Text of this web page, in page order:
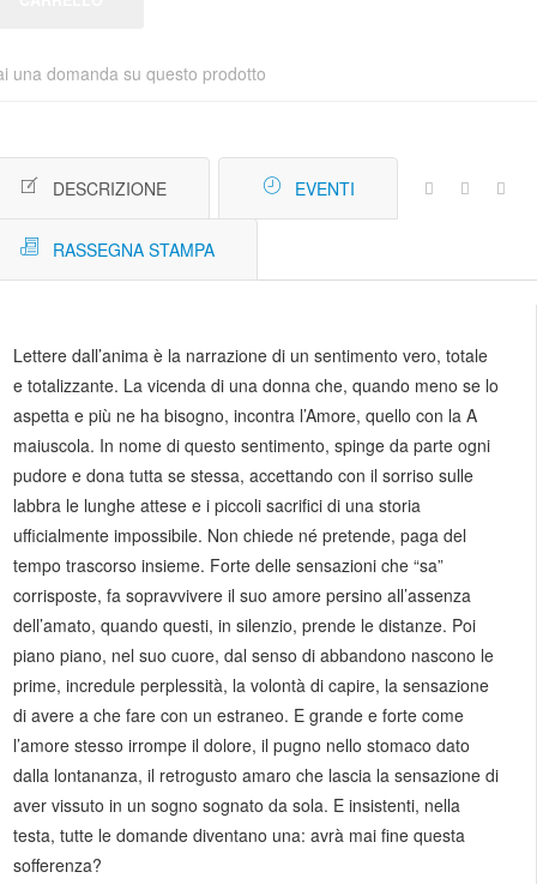
una domanda su questo prodotto
DESCRIZIONE EVENTI
RASSEGNA STAMPA
Lettere dall’anima è la narrazione di un sentimento vero, totale
e totalizzante. La vicenda di una donna che, quando meno se lo
aspetta e più ne ha bisogno, incontra l’Amore, quello con la A
maiuscola. In nome di questo sentimento, spinge da parte ogni
pudore e dona tutta se stessa, accettando con il sorriso sulle
labbra le lunghe attese e i piccoli sacrifici di una storia
ufficialmente impossibile. Non chiede né pretende, paga del
tempo trascorso insieme. Forte delle sensazioni che “sa”
corrisposte, fa sopravvivere il suo amore persino all’assenza
dell’amato, quando questi, in silenzio, prende le distanze. Poi
piano piano, nel suo cuore, dal senso di abbandono nascono le
prime, incredule perplessità, la volontà di capire, la sensazione
di avere a che fare con un estraneo. E grande e forte come
l’amore stesso irrompe il dolore, il pugno nello stomaco dato
dalla lontananza, il retrogusto amaro che lascia la sensazione di
aver vissuto in un sogno sognato da sola. E insistenti, nella
testa, tutte le domande diventano una: avrà mai fine questa
sofferenza?